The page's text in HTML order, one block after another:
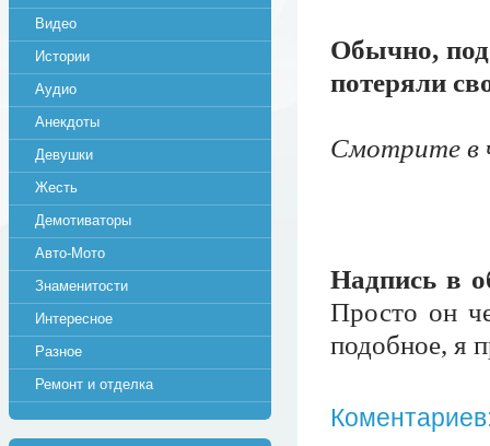
Обычно,
потеряли
Смотрите в
Надпись в
Просто он
подобное, я
Видео
Истории
Аудио
Анекдоты
Девушки
Жесть
Демотиваторы
Авто-Мото
Знаменитости
Интересное
Разное
Ремонт и отделка